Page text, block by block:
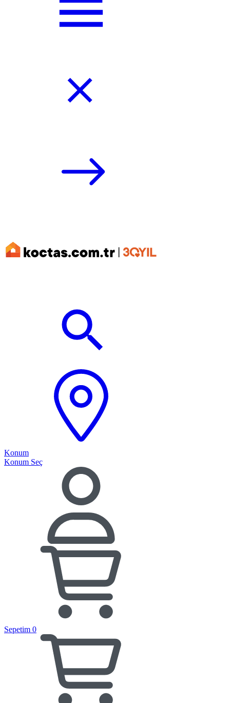
Konum
Konum Seç
Sepetim 0